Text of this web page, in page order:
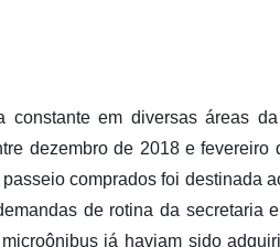
em diversas áreas
dezembro de 2018 e
comprados foi destinada
de rotina da
já haviam sido